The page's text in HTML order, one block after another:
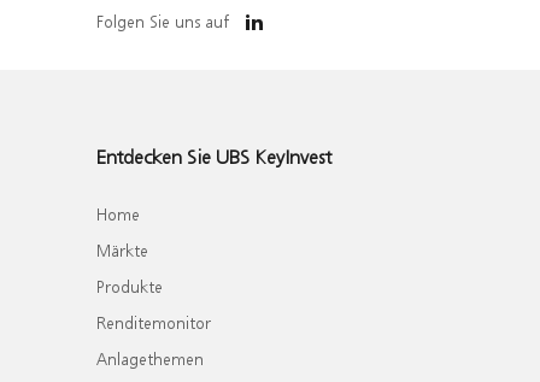
Folgen Sie uns auf
Entdecken Sie UBS KeyInvest
Home
Märkte
Produkte
Renditemonitor
Anlagethemen